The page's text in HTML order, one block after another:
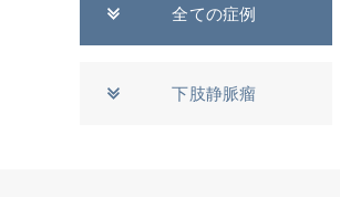
全ての症例
下肢静脈瘤